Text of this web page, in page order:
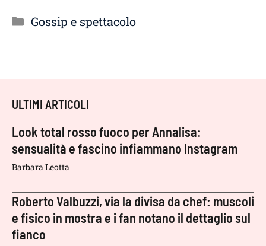
Categorie
Gossip e spettacolo
ULTIMI ARTICOLI
Look total rosso fuoco per Annalisa:
sensualità e fascino infiammano Instagram
Barbara Leotta
Roberto Valbuzzi, via la divisa da chef: muscoli
e fisico in mostra e i fan notano il dettaglio sul
fianco